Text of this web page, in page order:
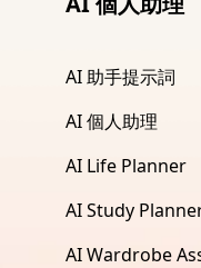
AI 助手提示詞
AI 個人助理
AI Life Planner
AI Study
AI Wardrobe